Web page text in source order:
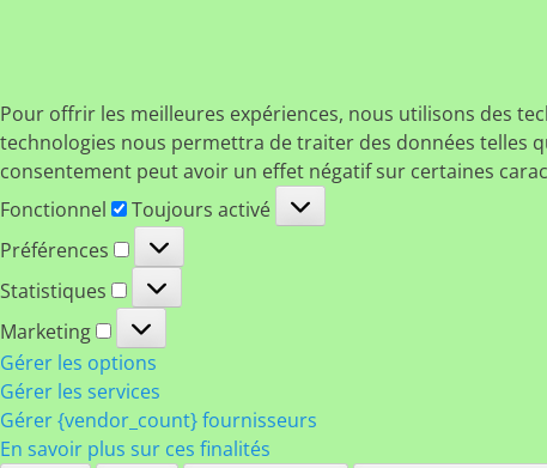
Pour offrir les meilleures expériences, nous utilisons des
technologies nous permettra de traiter des données telles
consentement peut avoir un effet négatif sur certaines
Fonctionnel
Fonctionnel
Toujours activé
Préférences
Préférences
Statistiques
Statistiques
Marketing
Marketing
Gérer les options
Gérer les services
Gérer {vendor_count} fournisseurs
En savoir plus sur ces finalités